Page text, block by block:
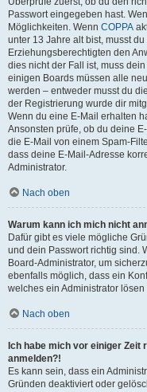
Passwort eingegeben hast.
Möglichkeiten. Wenn COPPA
unter 13 Jahre alt bist, musst
Erziehungsberechtigten den
dies nicht der Fall ist, muss
einigen Boards müssen alle
werden – entweder musst du
der Registrierung wurde dir
Wenn du eine E-Mail erhalten
Ansonsten prüfe, ob du deine
die E-Mail von einem Spam-
dass deine E-Mail-Adresse
Administrator.
Nach oben
Warum kann ich mich nicht
Dafür gibt es viele mögliche
und dein Passwort richtig sind.
Board-Administrator, um
ebenfalls möglich, dass ein
welches ein Administrator lösen
Nach oben
Ich habe mich vor einiger
anmelden?!
Es kann sein, dass ein
Gründen deaktiviert oder